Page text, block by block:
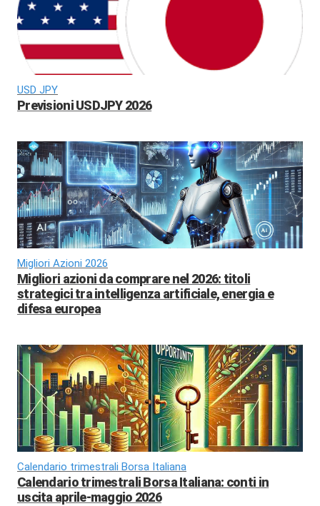
USD JPY
Previsioni USDJPY 2026
Migliori Azioni 2026
Migliori azioni da comprare nel 2026: titoli
strategici tra intelligenza artificiale, energia e
difesa europea
Calendario trimestrali Borsa Italiana
Calendario trimestrali Borsa Italiana: conti in
uscita aprile-maggio 2026